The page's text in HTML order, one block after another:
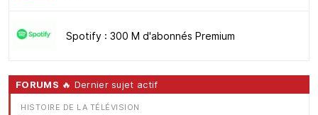
Spotify : 300 M d'abonnés Premium
FORUMS 🔥 Dernier sujet actif
HISTOIRE DE LA TÉLÉVISION